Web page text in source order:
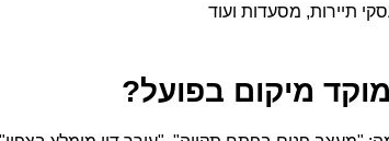
תיירות, מסעדות ועוד
מיקום בפועל?